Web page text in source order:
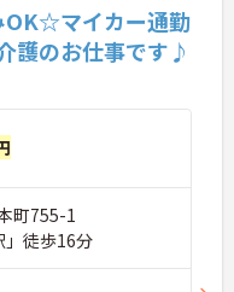
OK☆マイカー通勤
護のお仕事です♪
町755-1
」徒歩16分